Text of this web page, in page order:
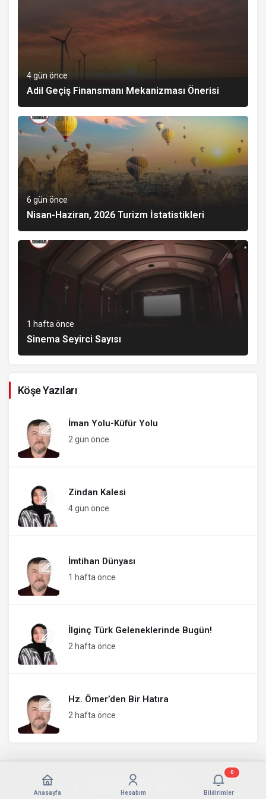
4 gün önce
Adil Geçiş Finansmanı Mekanizması Önerisi
6 gün önce
Nisan-Haziran, 2026 Turizm İstatistikleri
1 hafta önce
Sinema Seyirci Sayısı
Köşe Yazıları
İman Yolu-Küfür Yolu
2 gün önce
Zindan Kalesi
4 gün önce
İmtihan Dünyası
1 hafta önce
İlginç Türk Geleneklerinde Bugün!
2 hafta önce
Hz. Ömer’den Bir Hatıra
2 hafta önce
Anasayfa Hesabım Bildirimler
0